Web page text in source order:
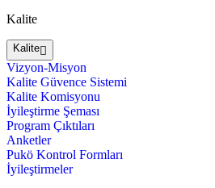
Kalite
Kalite
Vizyon-Misyon
Kalite Güvence Sistemi
Kalite Komisyonu
İyileştirme Şeması
Program Çıktıları
Anketler
Pukö Kontrol Formları
İyileştirmeler